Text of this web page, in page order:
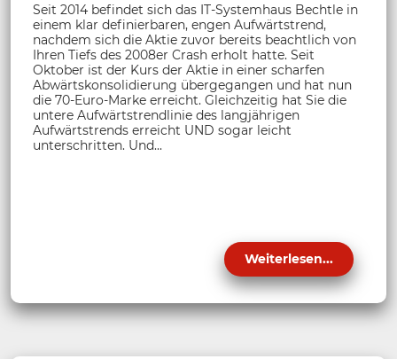
Seit 2014 befindet sich das IT-Systemhaus Bechtle in
einem klar definierbaren, engen Aufwärtstrend,
nachdem sich die Aktie zuvor bereits beachtlich von
Ihren Tiefs des 2008er Crash erholt hatte. Seit
Oktober ist der Kurs der Aktie in einer scharfen
Abwärtskonsolidierung übergegangen und hat nun
die 70-Euro-Marke erreicht. Gleichzeitig hat Sie die
untere Aufwärtstrendlinie des langjährigen
Aufwärtstrends erreicht UND sogar leicht
unterschritten. Und...
Weiterlesen...